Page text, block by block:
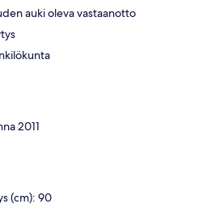
auki oleva vastaanotto
2011
(cm): 90